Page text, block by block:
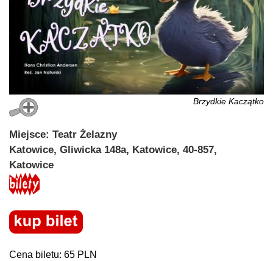
Brzydkie Kaczątko
Miejsce: Teatr Żelazny
Katowice, Gliwicka 148a, Katowice, 40-857,
Katowice
Cena biletu: 65 PLN